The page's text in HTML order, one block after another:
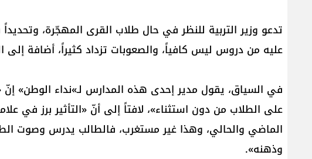
تدعو وزير التربية للنظر في حال طلاب القرى المهجّرة،
عليه من دروس ليس كافياً، والصعوبات تزداد كثيراً، أضافة إلى
في السياق، يقول مدير إحدى هذه المدارس لـ»نداء الوطن» إنّ
على الطلاب من دون استثناء»، لافتاً إلى أنّ «التأثير برز في
الماضي والحالي، وهذا غير مستغرب، فالطالب يدرس وصوت
وذهنه».